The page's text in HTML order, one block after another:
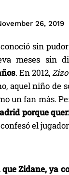
26, 2019
sin
meses sin
. En 2012,
aquel niño de
un fan más.
porque
el
Zidane, ya